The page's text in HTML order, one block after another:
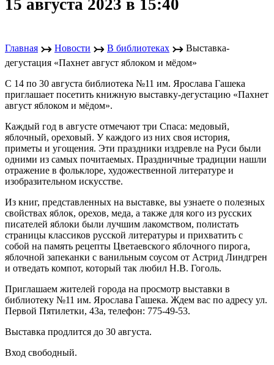
15 августа 2023 в 15:40
Главная ↣ Новости ↣ В библиотеках ↣ Выставка-
дегустация «Пахнет август яблоком и мёдом»
С 14 по 30 августа библиотека №11 им. Ярослава Гашека
приглашает посетить книжную выставку-дегустацию «Пахнет
август яблоком и мёдом».
Каждый год в августе отмечают три Спаса: медовый,
яблочный, ореховый. У каждого из них своя история,
приметы и угощения. Эти праздники издревле на Руси были
одними из самых почитаемых. Праздничные традиции нашли
отражение в фольклоре, художественной литературе и
изобразительном искусстве.
Из книг, представленных на выставке, вы узнаете о полезных
свойствах яблок, орехов, меда, а также для кого из русских
писателей яблоки были лучшим лакомством, полистать
страницы классиков русской литературы и прихватить с
собой на память рецепты Цветаевского яблочного пирога,
яблочной запеканки с ванильным соусом от Астрид Линдгрен
и отведать компот, который так любил Н.В. Гоголь.
Приглашаем жителей города на просмотр выставки в
библиотеку №11 им. Ярослава Гашека. Ждем вас по адресу ул.
Первой Пятилетки, 43а, телефон: 775-49-53.
Выставка продлится до 30 августа.
Вход свободный.